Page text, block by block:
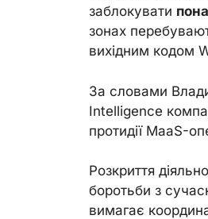
заблокувати
зонах
вихідним кодом
За словами
Intelligence
протидії MaaS-
Розкриття
боротьби з
вимагає